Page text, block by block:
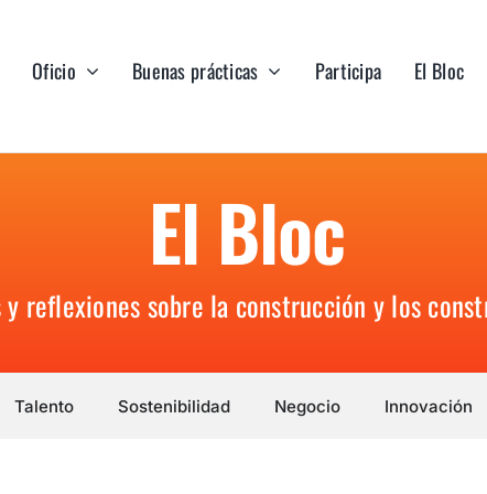
Oficio Buenas prácticas Participa El Bloc
El Bloc
y reflexiones sobre la construcción y los
Talento Sostenibilidad Negocio Innovación